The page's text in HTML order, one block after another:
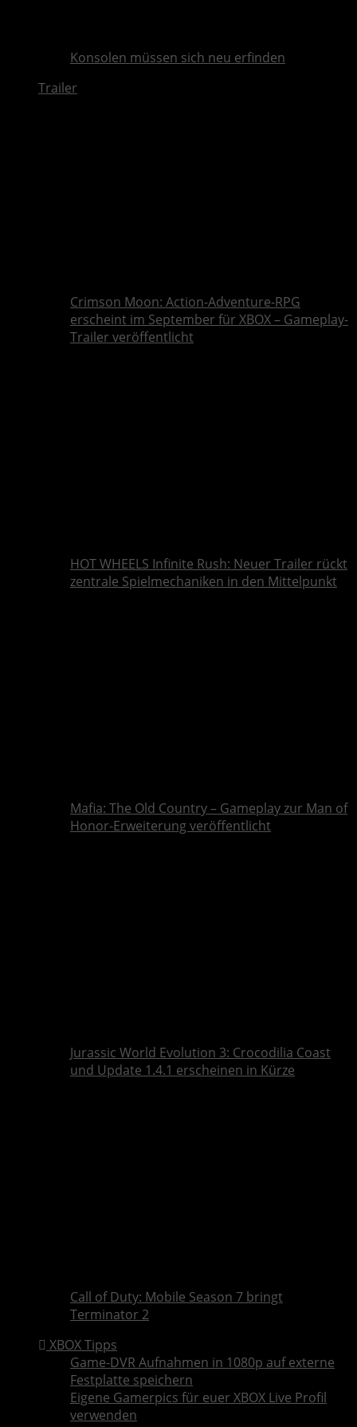
Konsolen müssen sich neu erfinden
Trailer
Crimson Moon: Action-Adventure-RPG
erscheint im September für XBOX – Gameplay-
Trailer veröffentlicht
HOT WHEELS Infinite Rush: Neuer Trailer rückt
zentrale Spielmechaniken in den Mittelpunkt
Mafia: The Old Country – Gameplay zur Man of
Honor-Erweiterung veröffentlicht
Jurassic World Evolution 3: Crocodilia Coast
und Update 1.4.1 erscheinen in Kürze
Call of Duty: Mobile Season 7 bringt
Terminator 2
XBOX Tipps
Game-DVR Aufnahmen in 1080p auf externe
Festplatte speichern
Eigene Gamerpics für euer XBOX Live Profil
verwenden